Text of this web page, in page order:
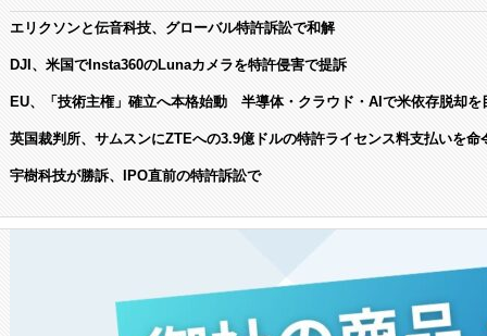
エリクソンと伝音科技、グローバル特許訴訟で和解
DJI、米国でInsta360のLunaカメラを特許侵害で提訴
EU、「技術主権」確立へ本格始動 半導体・クラウド・AIで米依存脱却を
英国裁判所、サムスンにZTEへの3.9億ドルの特許ライセンス料支払いを命
宇樹科技が勝訴、IPO直前の特許訴訟で